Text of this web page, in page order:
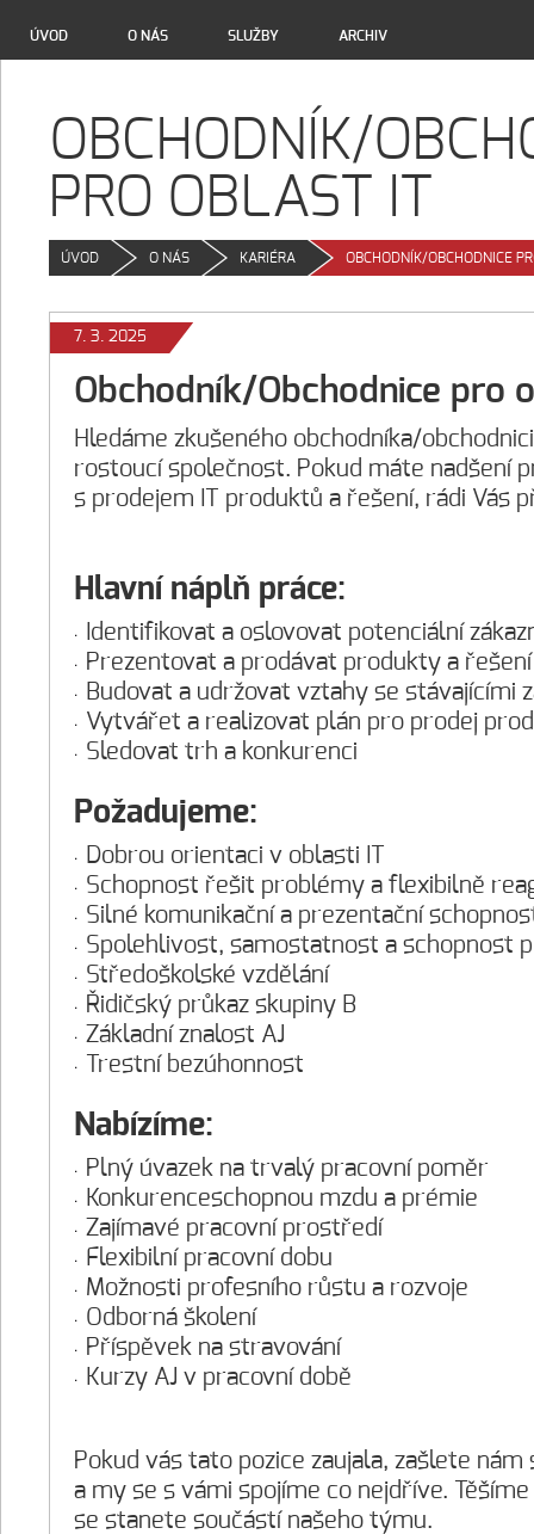
ÚVOD O NÁS SLUŽBY ARCHIV
OBCHODNÍK/
PRO OBLAST IT
ÚVOD O NÁS KARIÉRA OBCHODNÍK/OBCHODNICE
7. 3. 2025
Obchodník/Obchodnice pro
Hledáme zkušeného obchodníka/
rostoucí společnost. Pokud máte nadšení
s prodejem IT produktů a řešení, rádi Vás
Hlavní náplň práce:
Identifikovat a oslovovat potenciální
Prezentovat a prodávat produkty a
Budovat a udržovat vztahy se stávajícími
Vytvářet a realizovat plán pro prodej
Sledovat trh a konkurenci
Požadujeme:
Dobrou orientaci v oblasti IT
Schopnost řešit problémy a flexibilně
Silné komunikační a prezentační
Spolehlivost, samostatnost a schopnost
Středoškolské vzdělání
Řidičský průkaz skupiny B
Základní znalost AJ
Trestní bezúhonnost
Nabízíme:
Plný úvazek na trvalý pracovní poměr
Konkurenceschopnou mzdu a prémie
Zajímavé pracovní prostředí
Flexibilní pracovní dobu
Možnosti profesního růstu a rozvoje
Odborná školení
Příspěvek na stravování
Kurzy AJ v pracovní době
Pokud vás tato pozice zaujala, zašlete
a my se s vámi spojíme co nejdříve.
se stanete součástí našeho týmu.